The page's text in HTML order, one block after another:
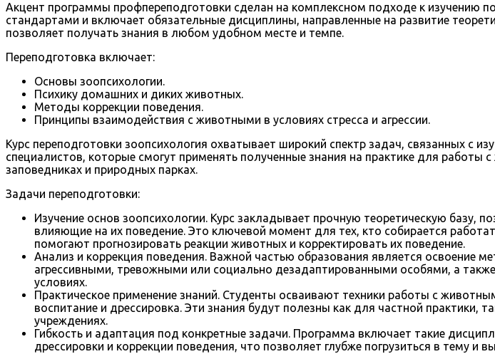
Акцент программы профпереподготовки сделан на комплексном подходе к изучению
стандартами и включает обязательные дисциплины, направленные на развитие
позволяет получать знания в любом удобном месте и темпе.
Переподготовка включает:
Основы зоопсихологии.
Психику домашних и диких животных.
Методы коррекции поведения.
Принципы взаимодействия с животными в условиях стресса и агрессии.
Курс переподготовки зоопсихология охватывает широкий спектр задач, связанных с
специалистов, которые смогут применять полученные знания на практике для
заповедниках и природных парках.
Задачи переподготовки:
Изучение основ зоопсихологии. Курс закладывает прочную теоретическую
влияющие на их поведение. Это ключевой момент для тех, кто собирается
помогают прогнозировать реакции животных и корректировать их поведение.
Анализ и коррекция поведения. Важной частью образования является освоение
агрессивными, тревожными или социально дезадаптированными особями, а
условиях.
Практическое применение знаний. Студенты осваивают техники работы с
воспитание и дрессировка. Эти знания будут полезны как для частной практики,
учреждениях.
Гибкость и адаптация под конкретные задачи. Программа включает такие
дрессировки и коррекции поведения, что позволяет глубже погрузиться в тему и